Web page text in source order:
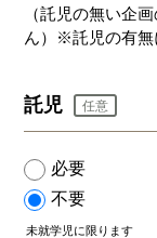
（託児の無い企
ん）※託児の有無
託児 任意
必要
不要
未就学児に限ります